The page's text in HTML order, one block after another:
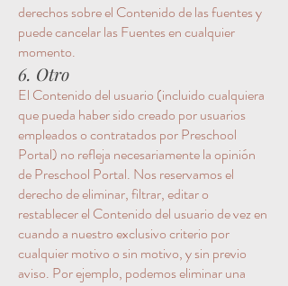
derechos sobre el Contenido de las fuentes y
puede cancelar las Fuentes en cualquier
momento.
6. Otro
El Contenido del usuario (incluido cualquiera
que pueda haber sido creado por usuarios
empleados o contratados por Preschool
Portal) no refleja necesariamente la opinión
de Preschool Portal. Nos reservamos el
derecho de eliminar, filtrar, editar o
restablecer el Contenido del usuario de vez en
cuando a nuestro exclusivo criterio por
cualquier motivo o sin motivo, y sin previo
aviso. Por ejemplo, podemos eliminar una